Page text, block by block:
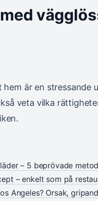
är en stressande
veta vilka
– 5 beprövade
– enkelt som på
Angeles? Orsak,